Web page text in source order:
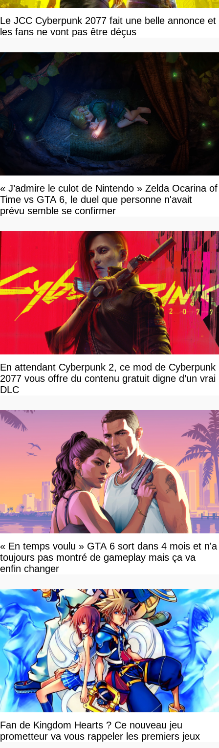
Le JCC Cyberpunk 2077 fait une belle annonce et
les fans ne vont pas être déçus
« J’admire le culot de Nintendo » Zelda Ocarina of
Time vs GTA 6, le duel que personne n'avait
prévu semble se confirmer
En attendant Cyberpunk 2, ce mod de Cyberpunk
2077 vous offre du contenu gratuit digne d’un vrai
DLC
« En temps voulu » GTA 6 sort dans 4 mois et n'a
toujours pas montré de gameplay mais ça va
enfin changer
Fan de Kingdom Hearts ? Ce nouveau jeu
prometteur va vous rappeler les premiers jeux